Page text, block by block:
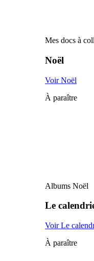
Mes docs à
Noël
Voir Noël
À paraître
Albums Noël
Le
Voir Le
À paraître